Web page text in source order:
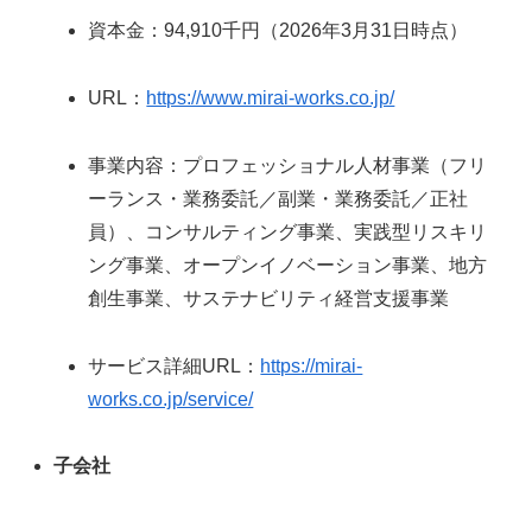
資本金：94,910千円（2026年3月31日時点）
URL： https://www.mirai-works.co.jp/
事業内容：プロフェッショナル人材事業（フリ
ーランス・業務委託／副業・業務委託／正社
員）、コンサルティング事業、実践型リスキリ
ング事業、オープンイノベーション事業、地方
創生事業、サステナビリティ経営支援事業
サービス詳細URL： https://mirai-
works.co.jp/service/
子会社